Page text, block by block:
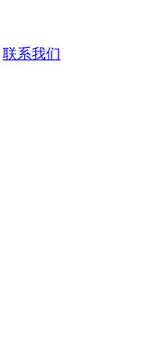
联系我们